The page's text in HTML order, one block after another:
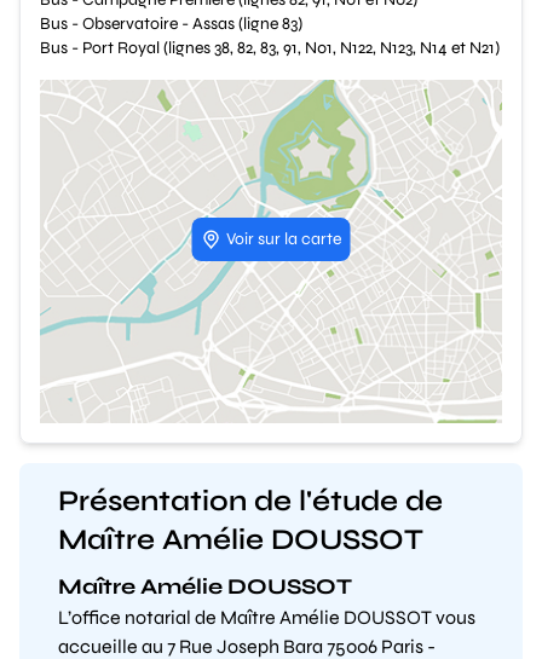
Bus - Observatoire - Assas (ligne 83)
Bus - Port Royal (lignes 38, 82, 83, 91, N01, N122, N123, N14 et N21)
Voir sur la carte
Présentation de l'étude de
Maître Amélie DOUSSOT
Maître Amélie DOUSSOT
L’office notarial de Maître Amélie DOUSSOT vous
accueille au 7 Rue Joseph Bara 75006 Paris -